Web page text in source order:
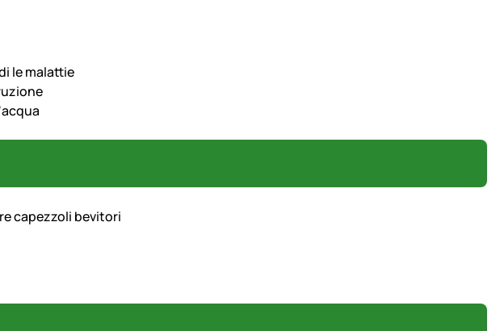
le malattie
capezzoli bevitori